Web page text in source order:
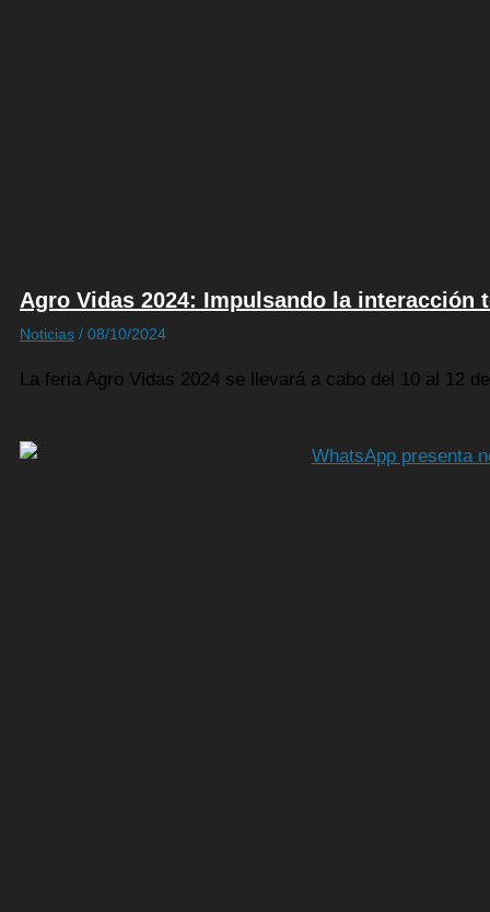
Agro Vidas 2024: Impulsando la
Noticias / 08/10/2024
La feria Agro Vidas 2024 se llevará a cabo del 10 al 12